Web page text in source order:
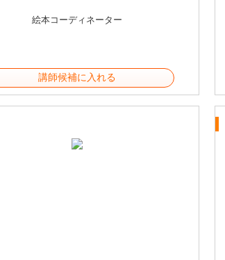
絵本コーディネーター
講師候補に入れる